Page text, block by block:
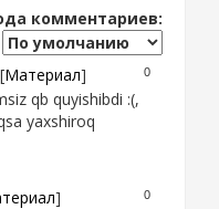
комментариев:
0
[Материал]
qb quyishibdi :(,
yaxshiroq
0
]